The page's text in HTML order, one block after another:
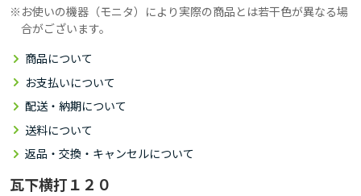
お使いの機器（モニタ）により実際の商品とは若干色が異なる場
合がございます。
商品について
お支払いについて
配送・納期について
送料について
返品・交換・キャンセルについて
瓦下横打１２０